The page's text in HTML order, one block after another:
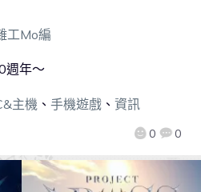
工Mo編
0 0
週年～
主機、 手機遊戲、 資訊